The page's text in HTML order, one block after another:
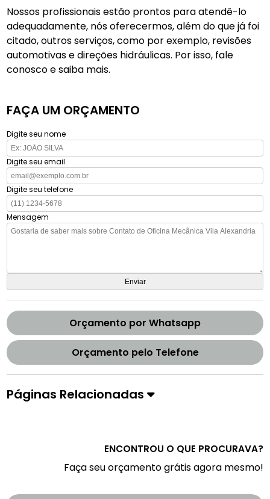
Nossos profissionais estão prontos para atendê-lo
adequadamente, nós oferecermos, além do que já foi
citado, outros serviços, como por exemplo, revisões
automotivas e direções hidráulicas. Por isso, fale
conosco e saiba mais.
FAÇA UM ORÇAMENTO
Digite seu nome
Digite seu email
Digite seu telefone
Mensagem
Orçamento por Whatsapp
Orçamento pelo Telefone
Páginas Relacionadas
ENCONTROU O QUE PROCURAVA?
Faça seu orçamento grátis agora mesmo!